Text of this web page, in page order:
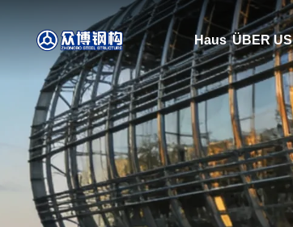
Haus ÜBER US